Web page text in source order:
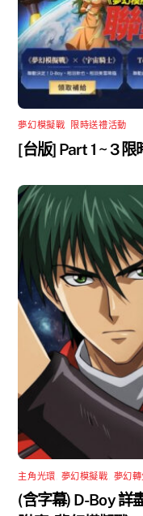
夢幻模擬戰 限時送禮活動
[台版] Part 1 ~ 3 限
主角光環 夢幻模擬戰 夢幻轉
(含字幕) D-Boy 詳